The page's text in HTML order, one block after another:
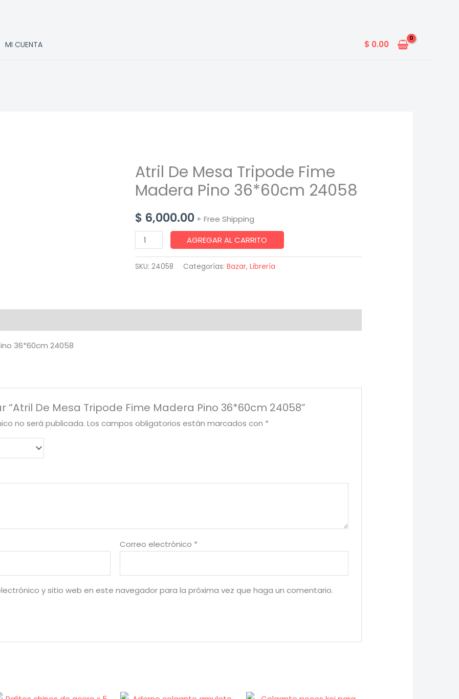
MI CUENTA $ 0.00
Atril De Mesa Tripode Fime
Madera Pino 36*60cm 24058
$ 6,000.00 + Free Shipping
Atril
De
Mesa
36*60cm
AGREGAR AL CARRITO
SKU: 24058 Categorías: Bazar, Librería
36*60cm 24058
“Atril De Mesa Tripode Fime Madera Pino 36*60cm 24058”
no será publicada. Los campos obligatorios están marcados con *
Correo electrónico *
y sitio web en este navegador para la próxima vez que haga un comentario.